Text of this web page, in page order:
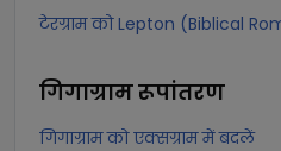
टेरग्राम को Lepton (Biblical
गिगाग्रामरूपांतरण
गिगाग्राम को एक्सग्राम में बदलें